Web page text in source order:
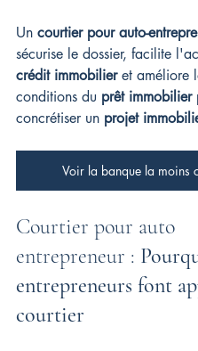
Un courtier pour auto-
sécurise le dossier, facilite
crédit immobilier et améliore
conditions du prêt immobilier
concrétiser un projet
Voir la banque la moins
Courtier pour auto
entrepreneur :
entrepreneurs font
courtier